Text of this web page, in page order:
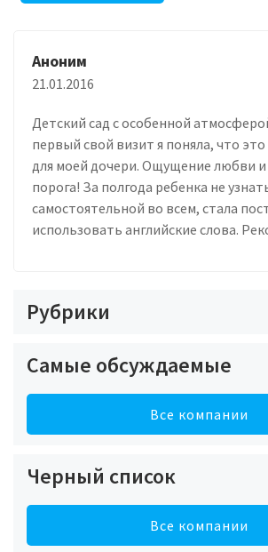
Аноним
21.01.2016
Детский сад с особенной
первый свой визит я поняла, что
для моей дочери. Ощущение любви и
порога! За полгода ребенка не
самостоятельной во всем, стала
использовать английские слова.
Рубрики
Самые обсуждаемые
Все компании
Черный список
Все компании